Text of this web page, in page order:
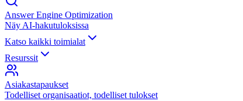
Answer Engine Optimization
Näy AI-hakutuloksissa
Katso kaikki toimialat
Resurssit
Asiakastapaukset
Todelliset organisaatiot, todelliset tulokset